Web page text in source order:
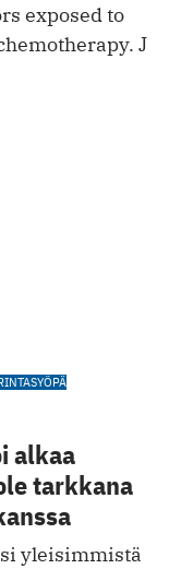
exposed to
J
alkaa
tarkkana
yleisimmistä